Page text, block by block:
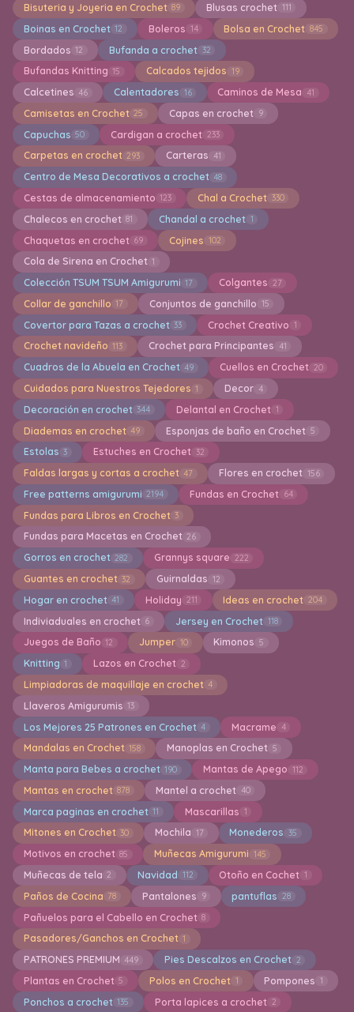
Bisuteria y Joyeria en Crochet 89 Blusas crochet 111
Boinas en Crochet 12 Boleros 14 Bolsa en Crochet 845
Bordados 12 Bufanda a crochet 32
Bufandas Knitting 15 Calcados tejidos 19
Calcetines 46 Calentadores 16 Caminos de Mesa 41
Camisetas en Crochet 25 Capas en crochet 9
Capuchas 50 Cardigan a crochet 233
Carpetas en crochet 293 Carteras 41
Centro de Mesa Decorativos a crochet 48
Cestas de almacenamiento 123 Chal a Crochet 330
Chalecos en crochet 81 Chandal a crochet 1
Chaquetas en crochet 69 Cojines 102
Cola de Sirena en Crochet 1
Colección TSUM TSUM Amigurumi 17 Colgantes 27
Collar de ganchillo 17 Conjuntos de ganchillo 15
Covertor para Tazas a crochet 33 Crochet Creativo 1
Crochet navideño 113 Crochet para Principantes 41
Cuadros de la Abuela en Crochet 49 Cuellos en Crochet 20
Cuidados para Nuestros Tejedores 1 Decor 4
Decoración en crochet 344 Delantal en Crochet 1
Diademas en crochet 49 Esponjas de baño en Crochet 5
Estolas 3 Estuches en Crochet 32
Faldas largas y cortas a crochet 47 Flores en crochet 156
Free patterns amigurumi 2194 Fundas en Crochet 64
Fundas para Libros en Crochet 3
Fundas para Macetas en Crochet 26
Gorros en crochet 282 Grannys square 222
Guantes en crochet 32 Guirnaldas 12
Hogar en crochet 41 Holiday 211 Ideas en crochet 204
Indiviaduales en crochet 6 Jersey en Crochet 118
Juegos de Baño 12 Jumper 10 Kimonos 5
Knitting 1 Lazos en Crochet 2
Limpiadoras de maquillaje en crochet 4
Llaveros Amigurumis 13
Los Mejores 25 Patrones en Crochet 4 Macrame 4
Mandalas en Crochet 158 Manoplas en Crochet 5
Manta para Bebes a crochet 190 Mantas de Apego 112
Mantas en crochet 878 Mantel a crochet 40
Marca paginas en crochet 11 Mascarillas 1
Mitones en Crochet 30 Mochila 17 Monederos 35
Motivos en crochet 85 Muñecas Amigurumi 145
Muñecas de tela 2 Navidad 112 Otoño en Cochet 1
Paños de Cocina 78 Pantalones 9 pantuflas 28
Pañuelos para el Cabello en Crochet 8
Pasadores/Ganchos en Crochet 1
PATRONES PREMIUM 449 Pies Descalzos en Crochet 2
Plantas en Crochet 5 Polos en Crochet 1 Pompones 1
Ponchos a crochet 135 Porta lapices a crochet 2